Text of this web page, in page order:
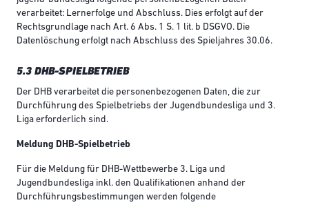
verarbeitet: Lernerfolge und Abschluss. Dies erfolgt auf der
Rechtsgrundlage nach Art. 6 Abs. 1 S. 1 lit. b DSGVO. Die
Datenlöschung erfolgt nach Abschluss des Spieljahres 30.06.
5.3 DHB-SPIELBETRIEB
Der DHB verarbeitet die personenbezogenen Daten, die zur
Durchführung des Spielbetriebs der Jugendbundesliga und 3.
Liga erforderlich sind.
Meldung DHB-Spielbetrieb
Für die Meldung für DHB-Wettbewerbe 3. Liga und
Jugendbundesliga inkl. den Qualifikationen anhand der
Durchführungsbestimmungen werden folgende